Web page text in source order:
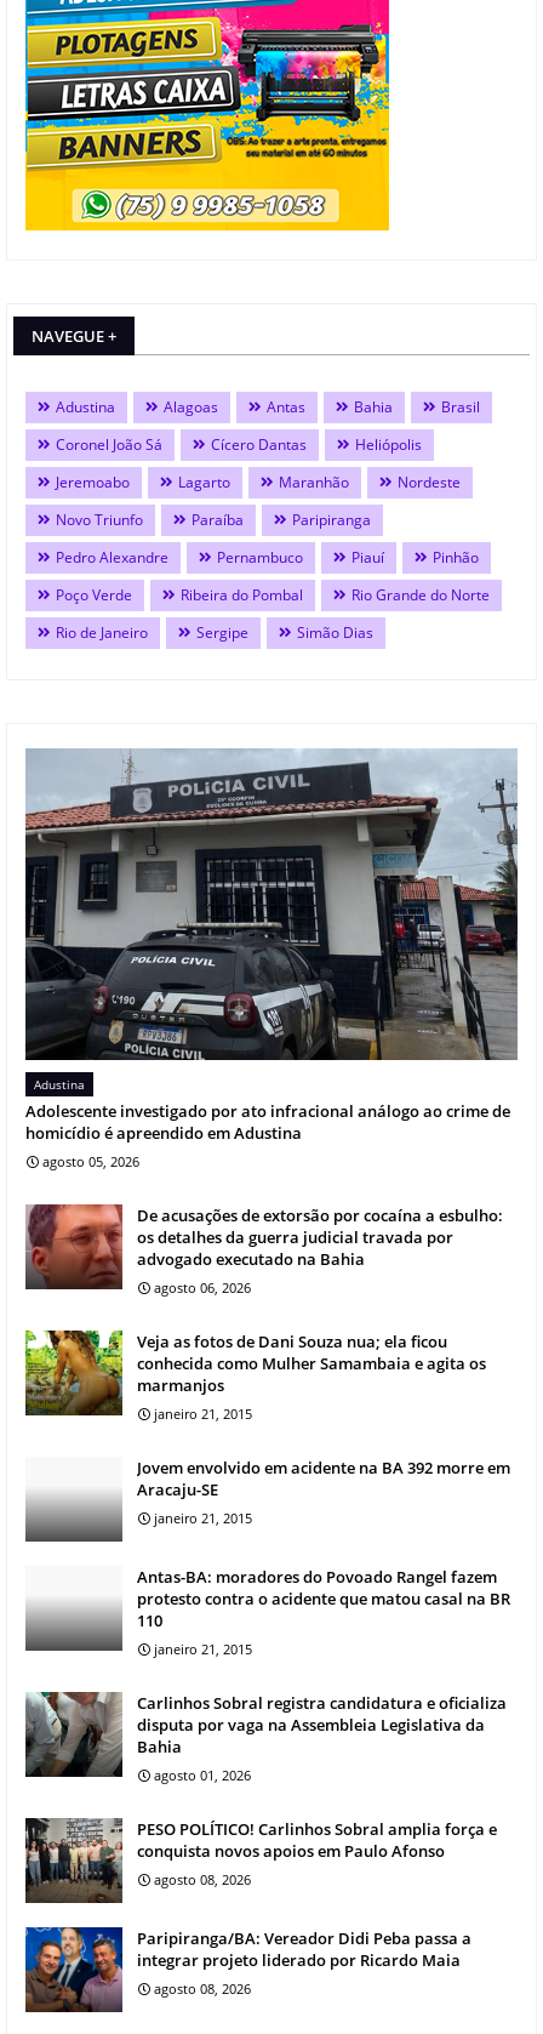
NAVEGUE +
Adustina Alagoas Antas Bahia
Brasil
Coronel João Sá
Cícero Dantas
Heliópolis
Jeremoabo
Lagarto Maranhão
Nordeste
Novo Triunfo
Paraíba
Paripiranga
Pedro Alexandre
Pernambuco Piauí
Pinhão
Poço Verde
Ribeira do Pombal
Rio Grande do Norte
Rio de Janeiro
Sergipe Simão Dias
Adustina
Adolescente investigado por ato infracional análogo ao crime de
homicídio é apreendido em Adustina
agosto 05, 2026
De acusações de extorsão por cocaína a esbulho:
os detalhes da guerra judicial travada por
advogado executado na Bahia
agosto 06, 2026
Veja as fotos de Dani Souza nua; ela ficou
conhecida como Mulher Samambaia e agita os
marmanjos
janeiro 21, 2015
Jovem envolvido em acidente na BA 392 morre em
Aracaju-SE
janeiro 21, 2015
Antas-BA: moradores do Povoado Rangel fazem
protesto contra o acidente que matou casal na BR
110
janeiro 21, 2015
Carlinhos Sobral registra candidatura e oficializa
disputa por vaga na Assembleia Legislativa da
Bahia
agosto 01, 2026
PESO POLÍTICO! Carlinhos Sobral amplia força e
conquista novos apoios em Paulo Afonso
agosto 08, 2026
Paripiranga/BA: Vereador Didi Peba passa a
integrar projeto liderado por Ricardo Maia
agosto 08, 2026